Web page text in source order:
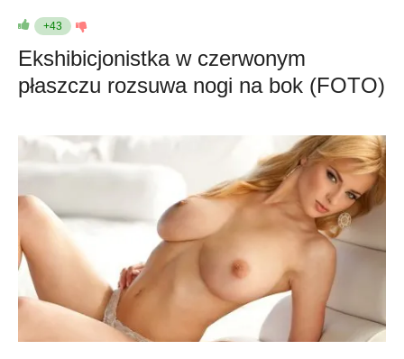
+43
Ekshibicjonistka w czerwonym
płaszczu rozsuwa nogi na bok (FOTO)